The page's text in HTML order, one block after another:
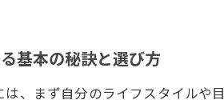
狛江で見
基本の秘訣と選び方
は、まず自分のライフスタイル